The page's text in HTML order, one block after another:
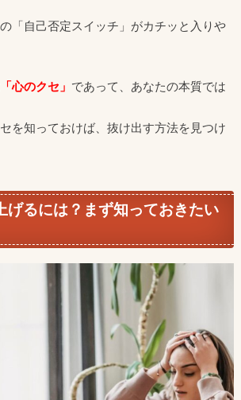
「自己否定スイッチ」がカチッと入りや
心のクセ」 であって、あなたの本質では
を知っておけば、抜け出す方法を見つけ
げるには？まず知っておきたい